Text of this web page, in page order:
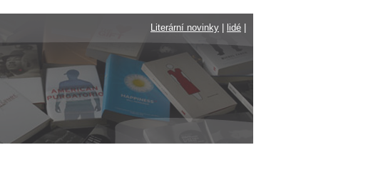
Literární novinky
lidé